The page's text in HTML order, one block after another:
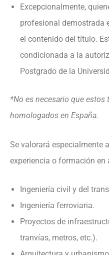
Excepcionalmente,
profesional demostrada
el contenido del título.
condicionada a la
Postgrado de la
*No es necesario que estos
homologados en España.
Se valorará especialmente
experiencia o formación en
Ingeniería civil y del
Ingeniería ferroviaria.
Proyectos de
tranvías, metros, etc.).